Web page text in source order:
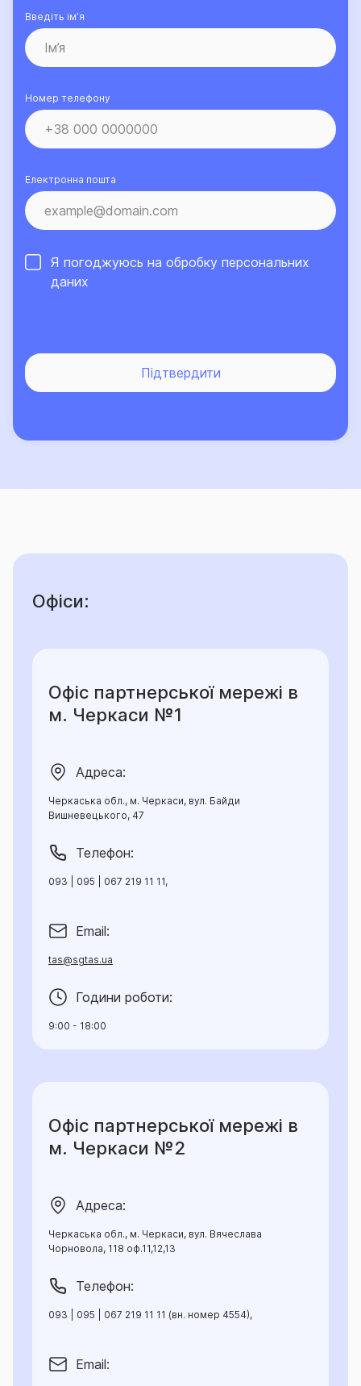
Введіть ім’я
Номер телефону
Електронна пошта
Я погоджуюсь на обробку персональних
даних
Підтвердити
Офіси:
Офіс партнерської мережі в
м. Черкаси №1
Адреса:
Черкаська обл., м. Черкаси, вул. Байди
Вишневецького, 47
Телефон:
093 | 095 | 067 219 11 11,
Email:
tas@sgtas.ua
Години роботи:
9:00 - 18:00
Офіс партнерської мережі в
м. Черкаси №2
Адреса:
Черкаська обл., м. Черкаси, вул. Вячеслава
Чорновола, 118 оф.11,12,13
Телефон:
093 | 095 | 067 219 11 11 (вн. номер 4554),
Email: